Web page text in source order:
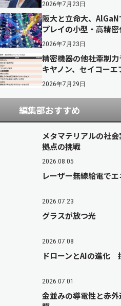
2026年7月23日
阪大と立命大、
プレイの小型・高精
2026年7月23日
精密機器の他社牽制
キヤノン、セイコーエ
2026年7月29日
編集部おすすめ
メタマテリアルの社
拠点の挑戦
2026.08.05
レーザー無線給電で
2026.07.23
グラスが放つ光
2026.07.08
ドローンとAIの進化
2026.07.01
金並みの導電性と赤